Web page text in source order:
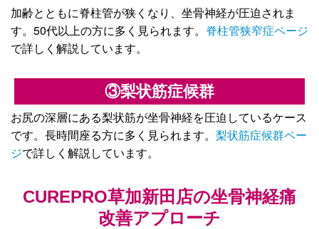
加齢とともに脊柱管が狭くなり、坐骨神経が圧迫されま
す。50代以上の方に多く見られます。 脊柱管狭窄症ページ
で詳しく解説しています。
③梨状筋症候群
お尻の深層にある梨状筋が坐骨神経を圧迫しているケース
です。長時間座る方に多く見られます。 梨状筋症候群ペー
ジで詳しく解説しています。
CUREPRO草加新田店の坐骨神経痛
改善アプローチ